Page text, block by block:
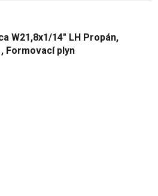
W21,8x1/14" LH Propán,
Formovací plyn